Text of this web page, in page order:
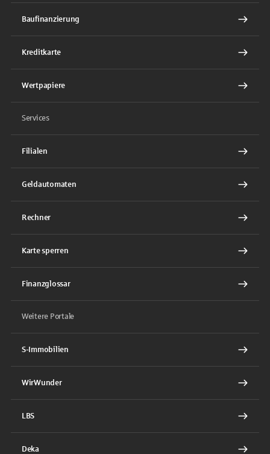
Baufinanzierung
Kreditkarte
Wertpapiere
Services
Filialen
Geldautomaten
Rechner
Karte sperren
Finanzglossar
Weitere Portale
S-Immobilien
WirWunder
LBS
Deka